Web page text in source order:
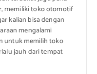
memiliki toko otomotif
kalian bisa dengan
mengalami
untuk memilih toko
jauh dari tempat